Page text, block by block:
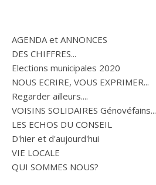
AGENDA et ANNONCES
DES CHIFFRES...
Elections municipales 2020
NOUS ECRIRE, VOUS EXPRIMER...
Regarder ailleurs....
VOISINS SOLIDAIRES Génovéfains...
LES ECHOS DU CONSEIL
D'hier et d'aujourd'hui
VIE LOCALE
QUI SOMMES NOUS?